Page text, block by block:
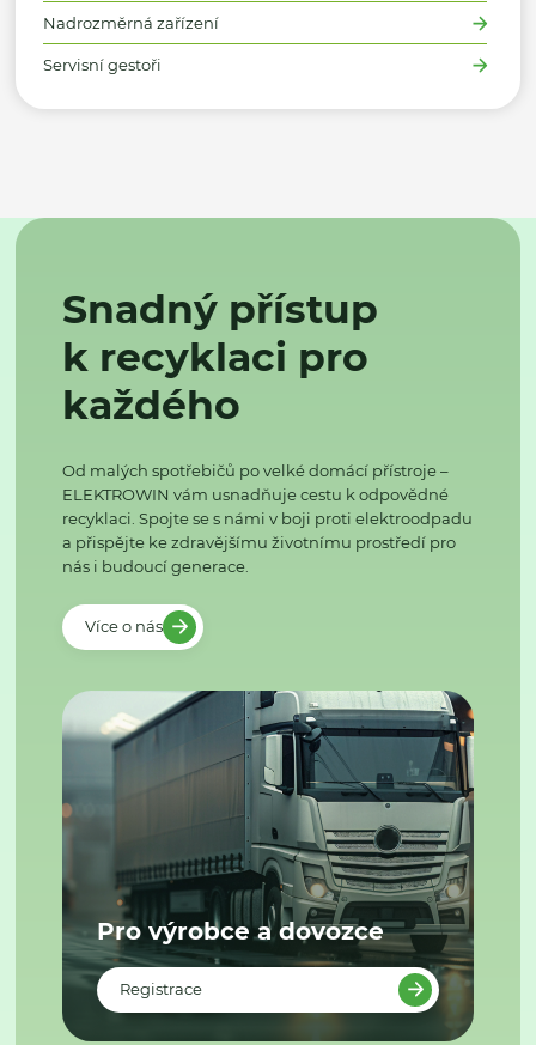
Nadrozměrná zařízení
Servisní gestoři
Snadný přístup
k recyklaci pro
každého
Od malých spotřebičů po velké domácí přístroje –
ELEKTROWIN vám usnadňuje cestu k odpovědné
recyklaci. Spojte se s námi v boji proti elektroodpadu
a přispějte ke zdravějšímu životnímu prostředí pro
nás i budoucí generace.
Více o nás
Pro výrobce a dovozce
Registrace